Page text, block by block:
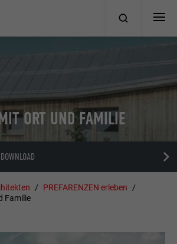
ORT UND FAMILIE
PREFARENZEN erleben
Familie